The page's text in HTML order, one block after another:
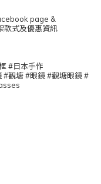
page &
款式及優惠資訊
#日本手作
觀塘 #眼鏡 #觀塘眼鏡 #